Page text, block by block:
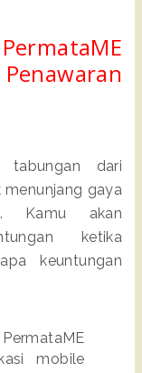
tabungan dari
menunjang gaya
Kamu akan
ketika
keuntungan
mobile